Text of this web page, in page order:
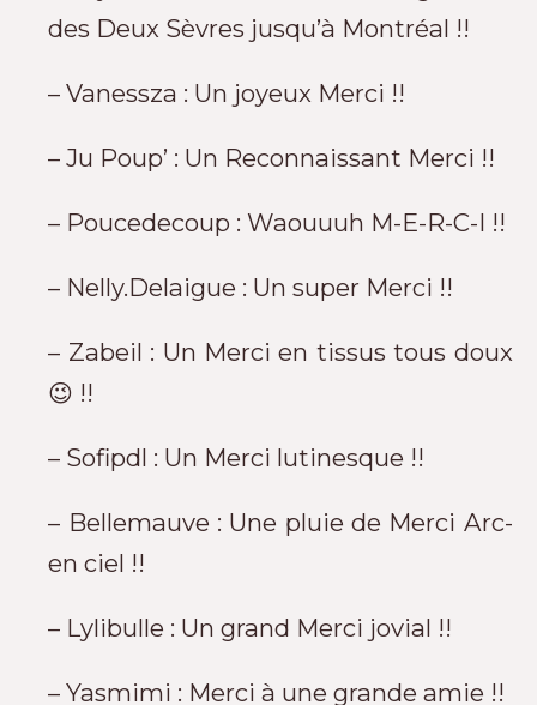
des Deux Sèvres jusqu’à Montréal !!
– Vanessza : Un joyeux Merci !!
– Ju Poup’ : Un Reconnaissant Merci !!
– Poucedecoup : Waouuuh M-E-R-C-I !!
– Nelly.Delaigue : Un super Merci !!
– Zabeil : Un Merci en tissus tous doux
😉 !!
– Sofipdl : Un Merci lutinesque !!
– Bellemauve : Une pluie de Merci Arc-
en ciel !!
– Lylibulle : Un grand Merci jovial !!
– Yasmimi : Merci à une grande amie !!